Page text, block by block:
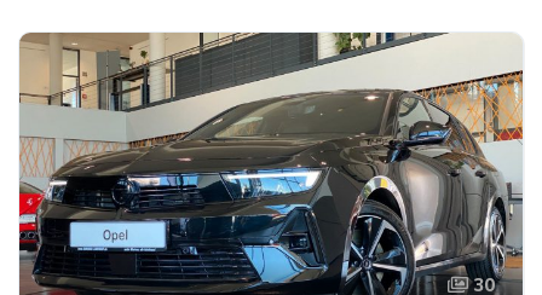
30